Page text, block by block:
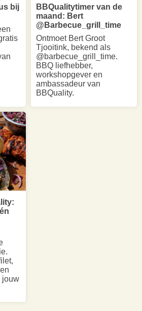
bij
BBQualitytimer van de
maand: Bert
@Barbecue_grill_time
Ontmoet Bert Groot
Tjooitink, bekend als
@barbecue_grill_time.
BBQ liefhebber,
workshopgever en
ambassadeur van
BBQuality.
jouw